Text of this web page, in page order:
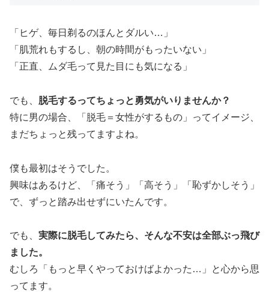
「ヒゲ、毎日剃るのほんとダルい…」
「肌荒れもするし、朝の時間がもったいない」
「正直、ムダ毛って見た目にも気になる」
でも、 脱毛するってちょっと勇気がいりませんか？
特に男の場合、「脱毛＝女性がするもの」ってイメージ、
まだちょっと残ってますよね。
僕も最初はそうでした。
興味はあるけど、「痛そう」「高そう」「恥ずかしそう」
で、ずっと踏み出せずにいたんです。
でも、 実際に脱毛してみたら、そんな不安は全部ぶっ飛び
ました。
むしろ「もっと早くやっておけばよかった…」と心から思
ってます。